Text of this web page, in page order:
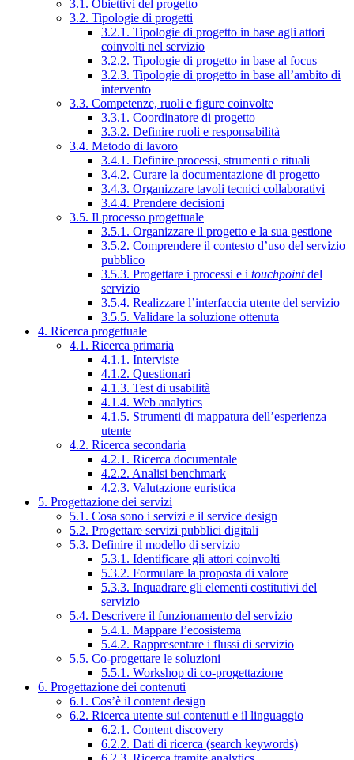
3.1. Obiettivi del progetto
3.2. Tipologie di progetti
3.2.1. Tipologie di progetto in base agli attori
coinvolti nel servizio
3.2.2. Tipologie di progetto in base al focus
3.2.3. Tipologie di progetto in base all’ambito di
intervento
3.3. Competenze, ruoli e figure coinvolte
3.3.1. Coordinatore di progetto
3.3.2. Definire ruoli e responsabilità
3.4. Metodo di lavoro
3.4.1. Definire processi, strumenti e rituali
3.4.2. Curare la documentazione di progetto
3.4.3. Organizzare tavoli tecnici collaborativi
3.4.4. Prendere decisioni
3.5. Il processo progettuale
3.5.1. Organizzare il progetto e la sua gestione
3.5.2. Comprendere il contesto d’uso del servizio
pubblico
3.5.3. Progettare i processi e i touchpointdel
servizio
3.5.4. Realizzare l’interfaccia utente del servizio
3.5.5. Validare la soluzione ottenuta
4. Ricerca progettuale
4.1. Ricerca primaria
4.1.1. Interviste
4.1.2. Questionari
4.1.3. Test di usabilità
4.1.4. Web analytics
4.1.5. Strumenti di mappatura dell’esperienza
utente
4.2. Ricerca secondaria
4.2.1. Ricerca documentale
4.2.2. Analisi benchmark
4.2.3. Valutazione euristica
5. Progettazione dei servizi
5.1. Cosa sono i servizi e il service design
5.2. Progettare servizi pubblici digitali
5.3. Definire il modello di servizio
5.3.1. Identificare gli attori coinvolti
5.3.2. Formulare la proposta di valore
5.3.3. Inquadrare gli elementi costitutivi del
servizio
5.4. Descrivere il funzionamento del servizio
5.4.1. Mappare l’ecosistema
5.4.2. Rappresentare i flussi di servizio
5.5. Co-progettare le soluzioni
5.5.1. Workshop di co-progettazione
6. Progettazione dei contenuti
6.1. Cos’è il content design
6.2. Ricerca utente sui contenuti e il linguaggio
6.2.1. Content discovery
6.2.2. Dati di ricerca (search keywords)